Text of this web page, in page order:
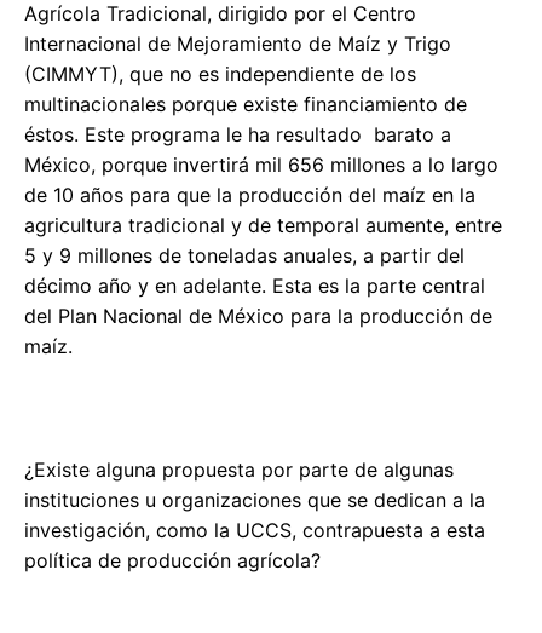
Agrícola Tradicional, dirigido por el Centro
Internacional de Mejoramiento de Maíz y Trigo
(CIMMYT), que no es independiente de los
multinacionales porque existe financiamiento de
éstos. Este programa le ha resultado barato a
México, porque invertirá mil 656 millones a lo largo
de 10 años para que la producción del maíz en la
agricultura tradicional y de temporal aumente, entre
5 y 9 millones de toneladas anuales, a partir del
décimo año y en adelante. Esta es la parte central
del Plan Nacional de México para la producción de
maíz.
¿Existe alguna propuesta por parte de algunas
instituciones u organizaciones que se dedican a la
investigación, como la UCCS, contrapuesta a esta
política de producción agrícola?